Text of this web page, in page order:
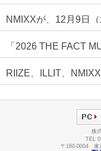
NMIXXが、12月9日
もスタート！！
「2026 THE FACT
RIIZE、ILLIT、
インナップに合流！
株
TEL
〒160-0004 東